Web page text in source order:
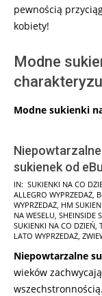
pewnością
kobiety!
Modne
Modne sukienki
sukienek od
2026-
06-
15
IN: SUKIENKI NA CO
ALLEGRO WYPRZEDAŻ,
WYPRZEDAŻ, HM
NA WESELU, SHEINSIDE
SUKIENKI NA CO DZIEŃ,
LATO WYPRZEDAŻ,
Niepowtarzalne
wieków